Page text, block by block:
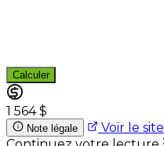
Calculer
1 564 $
Note légale Voir le site